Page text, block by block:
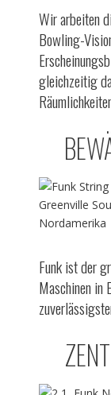
Wir arbeiten
Bowling-
gleichzeitig
Funk ist der
Maschinen in